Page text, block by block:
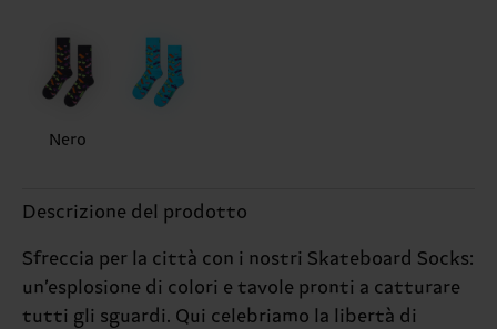
Nero
Descrizione del prodotto
Sfreccia per la città con i nostri Skateboard Socks:
un’esplosione di colori e tavole pronti a catturare
tutti gli sguardi. Qui celebriamo la libertà di